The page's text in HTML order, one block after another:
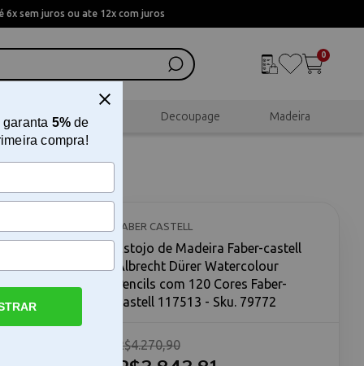
6x sem juros ou ate 12x com juros
0
Scrapbook Decoupage Madeira
Cores
FABER CASTELL
Estojo de Madeira Faber-castell
Albrecht Dürer Watercolour
Pencils com 120 Cores Faber-
castell 117513 - Sku. 79772
R$4.270,90
garanta 5%de
compra!